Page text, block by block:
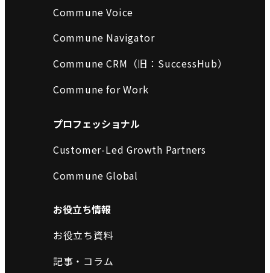
Commune Voice
Commune Navigator
Commune CRM（旧：SuccessHub）
Commune for Work
プロフェッショナル
Customer-Led Growth Partners
Commune Global
お役立ち情報
お役立ち資料
記事・コラム